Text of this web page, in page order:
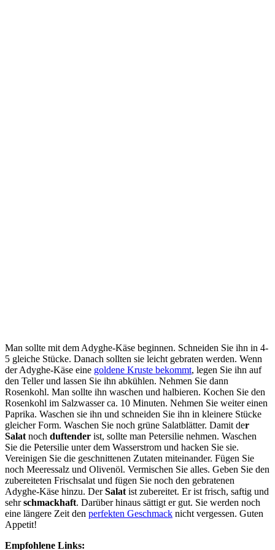
Man sollte mit dem Adyghe-Käse beginnen. Schneiden Sie ihn in 4-
5 gleiche Stücke. Danach sollten sie leicht gebraten werden. Wenn
der Adyghe-Käse eine goldene Kruste bekommt, legen Sie ihn auf
den Teller und lassen Sie ihn abkühlen. Nehmen Sie dann
Rosenkohl. Man sollte ihn waschen und halbieren. Kochen Sie den
Rosenkohl im Salzwasser ca. 10 Minuten. Nehmen Sie weiter einen
Paprika. Waschen sie ihn und schneiden Sie ihn in kleinere Stücke
gleicher Form. Waschen Sie noch grüne Salatblätter. Damit der
Salat noch duftender ist, sollte man Petersilie nehmen. Waschen
Sie die Petersilie unter dem Wasserstrom und hacken Sie sie.
Vereinigen Sie die geschnittenen Zutaten miteinander. Fügen Sie
noch Meeressalz und Olivenöl. Vermischen Sie alles. Geben Sie den
zubereiteten Frischsalat und fügen Sie noch den gebratenen
Adyghe-Käse hinzu. DerSalat ist zubereitet. Er ist frisch, saftig und
sehrschmackhaft. Darüber hinaus sättigt er gut. Sie werden noch
eine längere Zeit den perfekten Geschmack nicht vergessen. Guten
Appetit!
Empfohlene Links: